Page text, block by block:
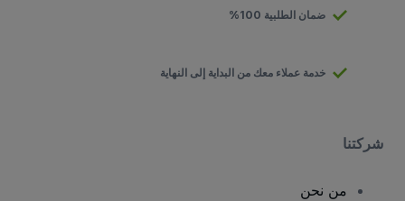
ضمان الطلبية 100%
خدمة عملاء معك من البداية إلى النهاية
شركتنا
من نحن